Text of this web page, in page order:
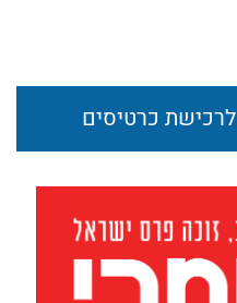
לרכישת כרטיסים